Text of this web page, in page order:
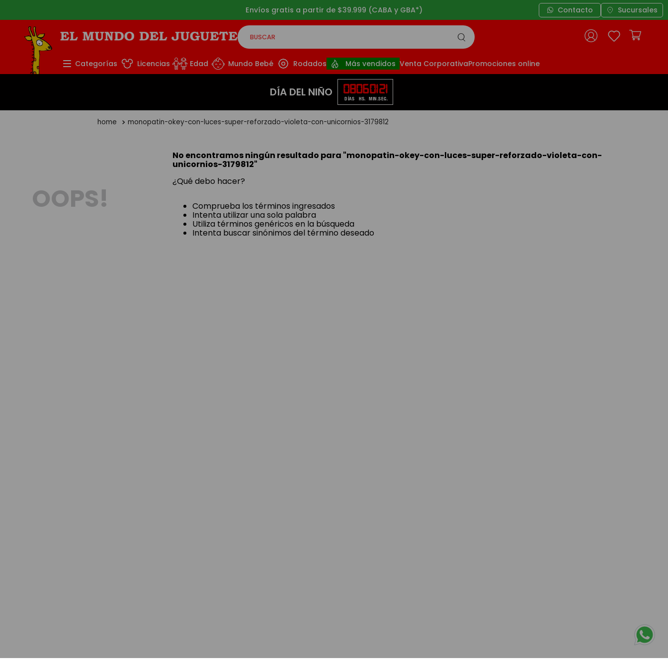
Envíos gratis a partir de $39.999 (CABA y GBA*) Contacto Sucursales
BUSCAR
Categorías Licencias Edad Mundo Bebé Rodados Más vendidos Venta CorporativaPromociones online
DÍA DEL NIÑO 08
DÍAS
06
HS.
01
MIN.
20
SEG.
monopatin-okey-con-luces-super-reforzado-violeta-con-unicornios-3179812
OOPS!
No encontramos ningún resultado para "monopatin-okey-con-luces-super-reforzado-violeta-con-
unicornios-3179812"
¿Qué debo hacer?
Comprueba los términos ingresados
Intenta utilizar una sola palabra
Utiliza términos genéricos en la búsqueda
Intenta buscar sinónimos del término deseado
TÉRMINOS MÁS BUSCADOS
1.
rompecabezas
3.
peluche
4.
monopatin